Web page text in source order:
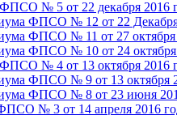
ФПСО № 5 от 22 декабря 2016
ФПСО № 12 от 22 Декабря
ФПСО № 11 от 27 октября
ФПСО № 10 от 24 октября
ФПСО № 4 от 13 октября 2016
ФПСО № 9 от 13 октября
ФПСО № 8 от 23 июня
№ 3 от 14 апреля 2016